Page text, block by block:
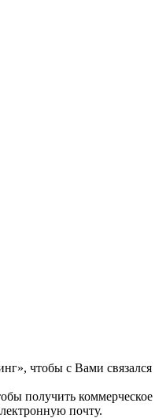
чтобы с Вами связался
получить коммерческое
почту.